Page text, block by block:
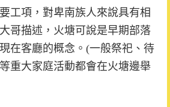
工項，對卑南族人來說具有相
哥描述，火塘可說是早期部落
在客廳的概念。 (一般祭祀、待
重大家庭活動都會在火塘邊舉